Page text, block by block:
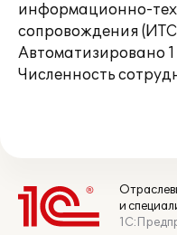
информационно-
сопровождения
Автоматизировано 1
Численность
и